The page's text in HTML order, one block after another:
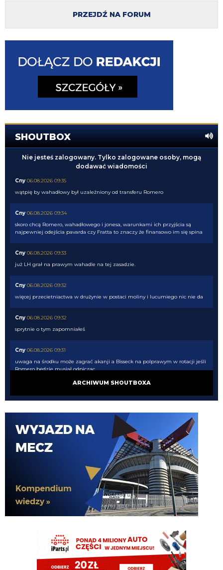
PRZEJDŹ NA FORUM
SHOUTBOX
Nie jesteś zalogowany. Tylko zalogowane osoby, mogą
dodawać wiadomości
Cny 06.08.2026 09:35
wątpię by wahadłowy był uzależniony od transferu Romero
Cny 06.08.2026 09:34
skoro chcą Romero, wahadłowego i jonesa, warunkami ich przyjścia są
najpewniej odejścia pavarda czy Fratta to znaczy że finansowo im się spina
Cny 06.08.2026 09:33
już LH grał na prawym wahadle na tej zasadzie.
Cny 06.08.2026 09:32
więcej przecietniactwa w drużynie w postaci moliny i lucumiego nic nie da
Cny 06.08.2026 09:32
sprytnie o tym zapomniałeś
Cny 06.08.2026 09:31
uwaga na środku może zagrać akanji a Bisseck na polprawym w rotacji jeśli
Romero będzie musiał odpiczac
tak wszyscy będą połamani. akurat nasze sztaby wiedzą jak prowadzić
timon 06.08.2026 09:25
Przeciez przy Romero i Stonesie potrzeba obroncy nr 7 inaczej tego nie
poskladamy. Stones wypadnie na dwa miechy i Romero bedzie mial grac co
3 dni od dechy do dechy i sie nie posypac?
A jak dodamy jeszcze wahadlo oparte na Dioufie i LH to juz na bank liga
mistrzow nasza
timon 06.08.2026 09:15
06.08.2026 09:15
Cny racja lepiej oprzec gre obronną na Romero ktorzy łącznie opuszczali 6
miesięcy z 10 miesiecy grania w kazdym z ostatnich dwoch sezonow i mieli
ARCHIWUM SHOUTBOXA